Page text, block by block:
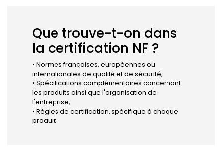
Que trouve-t-on dans
la certification NF ?
• Normes françaises, européennes ou
internationales de qualité et de sécurité,
• Spécifications complémentaires concernant
les produits ainsi que l'organisation de
l'entreprise,
• Règles de certification, spécifique à chaque
produit.